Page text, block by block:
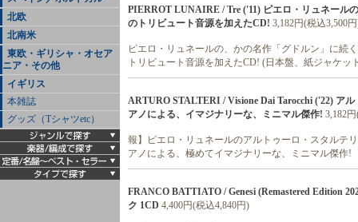
北欧
北南米
東欧・ギリシャ・オセア
ニア・その他
イギリス
本雑誌
グッズ（Tシャツetc）
PIERROT LUNAIRE / Tre ('11) ピエロ・リュネール
のトリビュート音源を加えたCD! 3,182円(税込3,500
ピエロ・リュネールの、かの名作「グドルン」に続
トリビュート音源を加えたCD! (日本盤、紙ジャケッ
ARTURO STALTERI / Visione Dai Tarocchi ('22) ア
アノによる、イマジナリーな、ミニマル傑作! 3,182
報】ピエロ・リュネールのアルトゥーロ・スタルテ
アノによる、極めてイマジナリーな、ミニマル傑作!
FRANCO BATTIATO / Genesi (Remastered Edition
ク 1CD 4,400円(税込4,840円)